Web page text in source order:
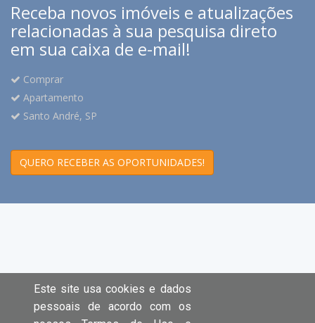
Receba novos imóveis e atualizações
relacionadas à sua pesquisa direto
em sua caixa de e-mail!
Comprar
Apartamento
Santo André, SP
QUERO RECEBER AS OPORTUNIDADES!
Este site usa cookies e dados
pessoais de acordo com os